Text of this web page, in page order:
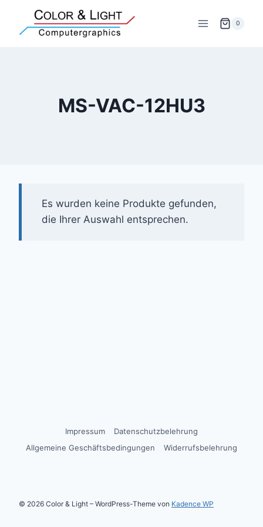
springen
0
MS-VAC-12HU3
Es wurden keine Produkte gefunden,
die Ihrer Auswahl entsprechen.
Impressum
Datenschutzbelehrung
Allgemeine Geschäftsbedingungen
Widerrufsbelehrung
© 2026 Color & Light – WordPress-Theme von Kadence WP